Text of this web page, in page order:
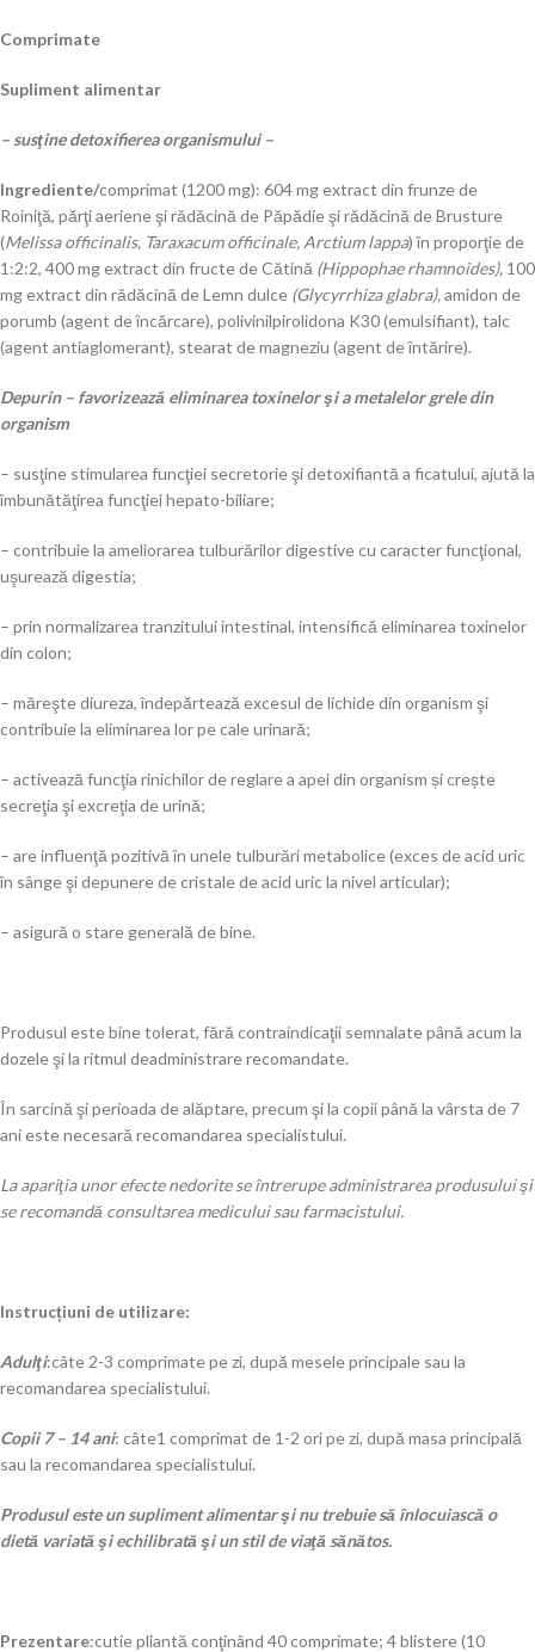
Comprimate
Supliment alimentar
– susţine detoxifierea organismului –
Ingrediente/comprimat (1200 mg): 604 mg extract din frunze de
Roiniţă, părţi aeriene şi rădăcină de Păpădie şi rădăcină de Brusture
(Melissa officinalis, Taraxacum officinale, Arctium lappa) în proporţie de
1:2:2, 400 mg extract din fructe de Cătină (Hippophae rhamnoides), 100
mg extract din rădăcină de Lemn dulce (Glycyrrhiza glabra),amidon de
porumb (agent de încărcare), polivinilpirolidona K30 (emulsifiant), talc
(agent antiaglomerant), stearat de magneziu (agent de întărire).
Depurin – favorizează eliminarea toxinelor şi a metalelor grele din
organism
– susţine stimularea funcţiei secretorie şi detoxifiantă a ficatului, ajută la
îmbunătăţirea funcţiei hepato-biliare;
– contribuie la ameliorarea tulburărilor digestive cu caracter funcţional,
uşurează digestia;
– prin normalizarea tranzitului intestinal, intensifică eliminarea toxinelor
din colon;
– măreşte diureza, îndepărtează excesul de lichide din organism şi
contribuie la eliminarea lor pe cale urinară;
– activează funcţia rinichilor de reglare a apei din organism și crește
secreţia şi excreţia de urină;
– are influenţă pozitivă în unele tulburări metabolice (exces de acid uric
în sânge şi depunere de cristale de acid uric la nivel articular);
– asigură o stare generală de bine.
Produsul este bine tolerat, fără contraindicaţii semnalate până acum la
dozele şi la ritmul deadministrare recomandate.
În sarcină şi perioada de alăptare, precum şi la copii până la vârsta de 7
ani este necesară recomandarea specialistului.
La apariţia unor efecte nedorite se întrerupe administrarea produsului şi
se recomandă consultarea medicului sau farmacistului.
Instrucțiuni de utilizare:
Adulţi:câte 2-3 comprimate pe zi, după mesele principale sau la
recomandarea specialistului.
Copii 7 – 14 ani: câte1 comprimat de 1-2 ori pe zi, după masa principală
sau la recomandarea specialistului.
Produsul este un supliment alimentar şi nu trebuie să înlocuiască o
dietă variată şi echilibrată şi un stil de viaţă sănătos.
Prezentare:cutie pliantă conţinând 40 comprimate; 4 blistere (10